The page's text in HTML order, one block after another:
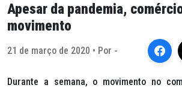
Apesar da pandemia,
movimento
21 de março de 2020 • Por -
Durante a semana, o movimento no